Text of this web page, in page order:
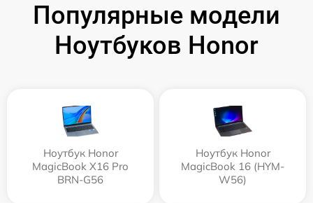
Популярные модели
Ноутбуков Honor
Ноутбук Honor
MagicBook X16 Pro
BRN-G56
Ноутбук Honor
MagicBook 16 (HYM-
W56)